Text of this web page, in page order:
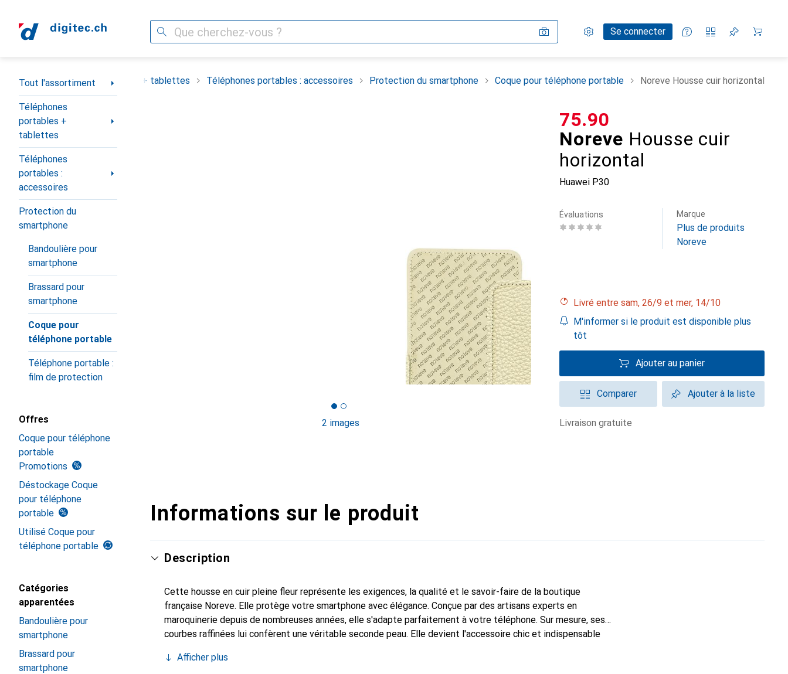
Recherche Paramètres
Compte clientSe connecter
Listes de comparaison
Listes d'envies
Panier
Navigation par catégorie
Tout l'assortiment
Téléphones
portables +
tablettes
Téléphones
portables :
accessoires
Protection du
smartphone
Bandoulière pour
smartphone
Brassard pour
smartphone
Coque pour
téléphone portable
Téléphone portable :
film de protection
Offres
Coque pour téléphone
portable
Promotions
Déstockage Coque
pour téléphone
portable
Utilisé Coque pour
téléphone portable
Catégories
apparentées
Bandoulière pour
smartphone
Brassard pour
smartphone
Téléphones portables + tablettes Téléphones portables : accessoires Protection du smartphone Coque pour téléphone portable Noreve Housse cuir horizontal
2 images
Noreve Housse cuir
horizontal
Huawei P30
CHF
75.90
Évaluations Marque
Plus de produits
Noreve
Livré entre sam, 26/9 et mer, 14/10
M'informer si le produit est disponible plus
tôt
Ajouter au panier
Comparer Ajouter à la liste
livraison gratuite
Informations sur le produit
Description
Cette housse en cuir pleine fleur représente les exigences, la qualité et le savoir-faire de la boutique
française Noreve. Elle protège votre smartphone avec élégance. Conçue par des artisans experts en
maroquinerie depuis de nombreuses années, elle s'adapte parfaitement à votre téléphone. Sur mesure, ses
courbes raffinées lui confèrent une véritable seconde peau. Elle devient l'accessoire chic et indispensable
est un choix sûr pour une clientèle exigeante.
Afficher plus